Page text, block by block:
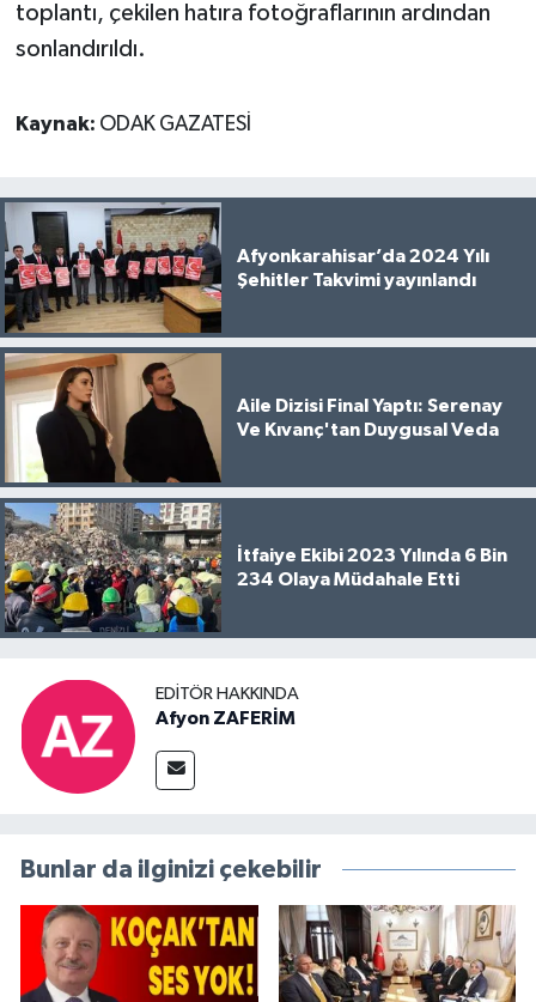
toplantı, çekilen hatıra fotoğraflarının ardından
sonlandırıldı.
Kaynak: ODAK GAZATESİ
Afyonkarahisar’da 2024 Yılı
Şehitler Takvimi yayınlandı
Aile Dizisi Final Yaptı: Serenay
Ve Kıvanç'tan Duygusal Veda
İtfaiye Ekibi 2023 Yılında 6 Bin
234 Olaya Müdahale Etti
EDITÖR HAKKINDA
Afyon ZAFERİM
Bunlar da ilginizi çekebilir